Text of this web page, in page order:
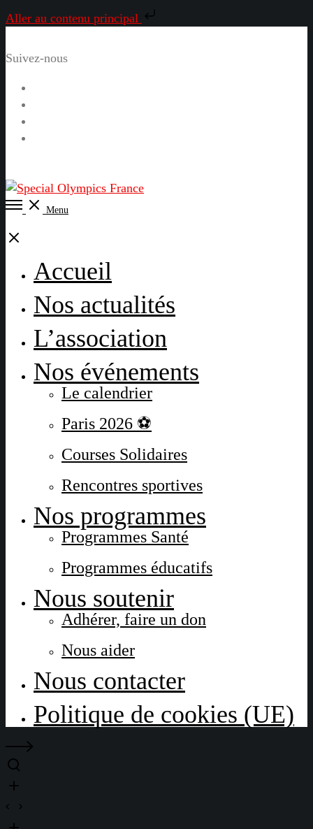
Aller au contenu principal
Suivez-nous
Open
Menu
Close
Accueil
Nos actualités
L’association
Nos événements
Le calendrier
Paris 2026 ⚽
Courses Solidaires
Rencontres sportives
Nos programmes
Programmes Santé
Programmes éducatifs
Nous soutenir
Adhérer, faire un don
Nous aider
Nous contacter
Politique de cookies (UE)